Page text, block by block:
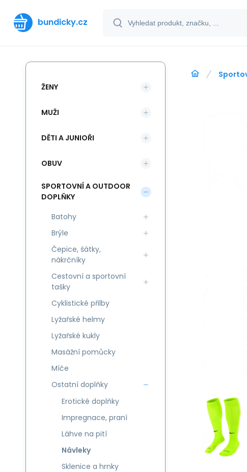
bundicky.cz
ŽENY
MUŽI
DĚTI A JUNIOŘI
OBUV
SPORTOVNÍ A OUTDOOR
DOPLŇKY
Batohy
Brýle
Čepice, šátky,
nákrčníky
Cestovní a sportovní
tašky
Cyklistické přilby
Lyžařské helmy
Lyžařské kukly
Masážní pomůcky
Míče
Ostatní doplňky
Erotické doplňky
Impregnace, praní
Láhve na pití
Návleky
Sklenice a hrnky